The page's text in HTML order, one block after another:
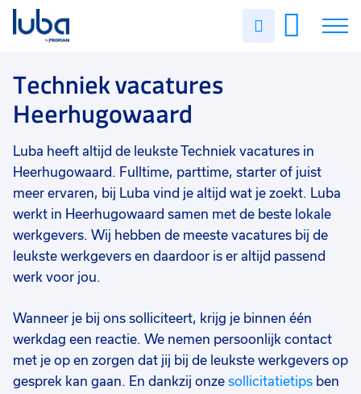
Uren
Vacatures
Over ons
Voor werkgevers
Contact
Techniek vacatures
Heerhugowaard
Luba heeft altijd de leukste Techniek vacatures in
Heerhugowaard. Fulltime, parttime, starter of juist
meer ervaren, bij Luba vind je altijd wat je zoekt. Luba
werkt in Heerhugowaard samen met de beste lokale
werkgevers. Wij hebben de meeste vacatures bij de
leukste werkgevers en daardoor is er altijd passend
werk voor jou.
Wanneer je bij ons solliciteert, krijg je binnen één
werkdag een reactie. We nemen persoonlijk contact
met je op en zorgen dat jij bij de leukste werkgevers op
gesprek kan gaan. En dankzij onze sollicitatietips ben
Filter vacatures
Vakgebied 0
Techniek
Opleidingsniveau 0
Hbo
Havo 1
WO 1
Soort contract 0
Uitzicht op vast
Vast 30
Detacheren
Leerwerktraject 6